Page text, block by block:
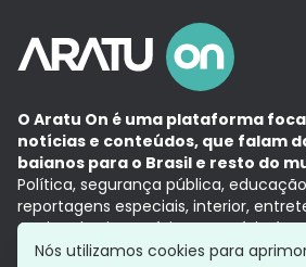
O Aratu On é uma plataforma
notícias e conteúdos, que falam
baianos para o Brasil e resto do
Política, segurança pública,
reportagens especiais, interior,
Aqui, tudo vira notícia e a notícia é
com a credibilidade do Grupo Aratu.
Nós utilizamos cookies para